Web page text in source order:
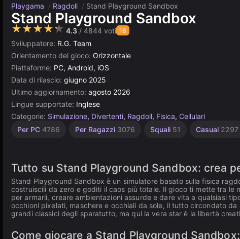
Playgama / Ragdoll / Stand Playground Sandbox
Stand Playground Sandbox
★★★★★ 4.3 / 4844 voti 16
Sviluppatore: R.G. Team
Orientamento del gioco: Orizzontale
Piattaforme: PC, Android, iOS
Data di rilascio: giugno 2025
Ultimo aggiornamento: agosto 2026
Lingue supportate: Inglese
Categorie: Simulazione, Divertenti, Ragdoll, Fisica, Cellulari
Per PC 4786 Per Ragazzi 3076 Squali 51 Casual 2297
Blow
Senza
Desktop
Sandbox
Alta
Browser
Construct
Tutto su Stand Playground Sandbox: crea
Stand Playground Sandbox è un simulatore basato sulla fisica
costruiscili da zero e goditi il caos più totale. Il gioco ti mette tra
per armarli, creare ambientazioni assurde e dare vita a qualsiasi
occhioni pixelati, maschere e occhiali da sole, il tutto circondato
grandi classici degli sparatutto, ma qui la vera star è la libertà
Come giocare a Stand Playground